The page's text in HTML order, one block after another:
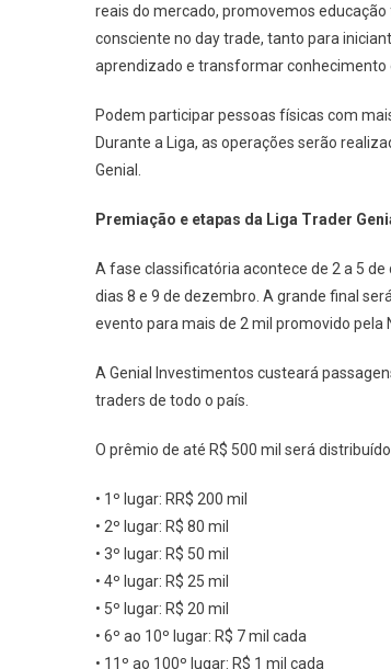
reais do mercado, promovemos
consciente no day trade, tanto para
aprendizado e transformar conhecimento
Podem participar pessoas físicas com
Durante a Liga, as operações serão
Genial.
Premiação e etapas da Liga Trader
A fase classificatória acontece de 2 a 5
dias 8 e 9 de dezembro. A grande final
evento para mais de 2 mil promovido pela
A Genial Investimentos custeará
traders de todo o país.
O prêmio de até R$ 500 mil será
• 1º lugar: RR$ 200 mil
• 2º lugar: R$ 80 mil
• 3º lugar: R$ 50 mil
• 4º lugar: R$ 25 mil
• 5º lugar: R$ 20 mil
• 6º ao 10º lugar: R$ 7 mil cada
• 11º ao 100º lugar: R$ 1 mil cada